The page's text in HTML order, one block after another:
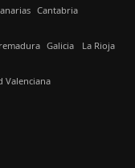
Cantabria
Galicia La Rioja
Valenciana